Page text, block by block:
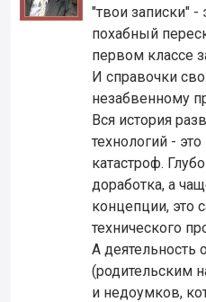
"твои записки" -
похабный
первом классе
И справочки
незабвенному
Вся история
технологий -
катастроф.
доработка, а
концепции, это
технического
А деятельность
(родительским
и недоумков,